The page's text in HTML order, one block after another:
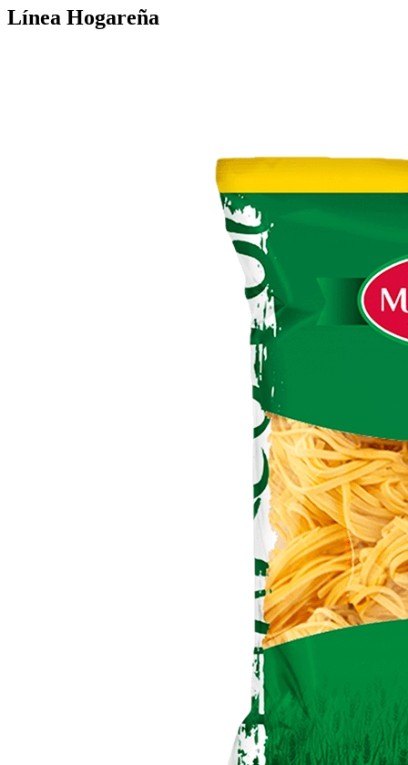
Línea Hogareña